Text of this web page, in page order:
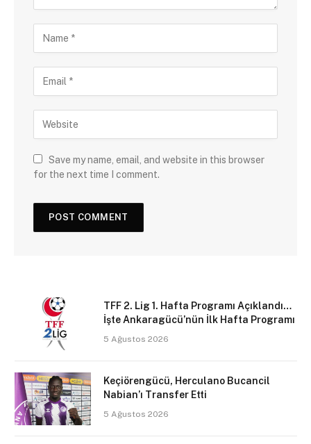
Save my name, email, and website in this browser
for the next time I comment.
TFF 2. Lig 1. Hafta Programı Açıklandı…
İşte Ankaragücü’nün İlk Hafta Programı
5 Ağustos 2026
Keçiörengücü, Herculano Bucancil
Nabian’ı Transfer Etti
5 Ağustos 2026